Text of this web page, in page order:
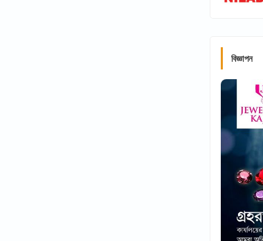
বিজ্ঞাপন